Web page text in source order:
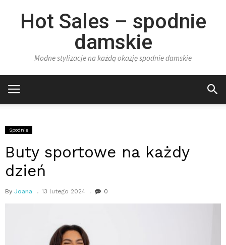
Hot Sales – spodnie
damskie
Modne stylizacje na każdą okazję spodnie damskie
Spodnie
Buty sportowe na każdy
dzień
By Joana 13 lutego 2024 0